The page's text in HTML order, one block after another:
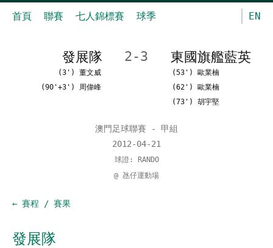
首頁 聯賽 七人錦標賽 球季 EN
發展隊 2-3 東國旗艦藍英
(3') 董文威
(90'+3') 周偉峰
(53') 歐業楠
(62') 歐業楠
(73') 胡宇堅
澳門足球聯賽 - 甲組
2012-04-21
球證: RANDO
@ 氹仔運動場
← 賽程 / 賽果
發展隊